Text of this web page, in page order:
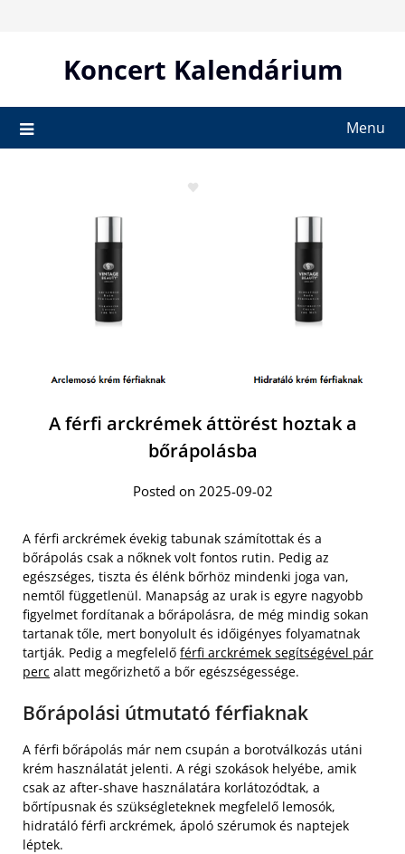
Koncert Kalendárium
Menu
A férfi arckrémek áttörést hoztak a
bőrápolásba
Posted on 2025-09-02
A férfi arckrémek évekig tabunak számítottak és a
bőrápolás csak a nőknek volt fontos rutin. Pedig az
egészséges, tiszta és élénk bőrhöz mindenki joga van,
nemtől függetlenül. Manapság az urak is egyre nagyobb
figyelmet fordítanak a bőrápolásra, de még mindig sokan
tartanak tőle, mert bonyolult és időigényes folyamatnak
tartják. Pedig a megfelelő férfi arckrémek segítségével pár
perc alatt megőrizhető a bőr egészségessége.
Bőrápolási útmutató férfiaknak
A férfi bőrápolás már nem csupán a borotválkozás utáni
krém használatát jelenti. A régi szokások helyébe, amik
csak az after-shave használatára korlátozódtak, a
bőrtípusnak és szükségleteknek megfelelő lemosók,
hidratáló férfi arckrémek, ápoló szérumok és naptejek
léptek.